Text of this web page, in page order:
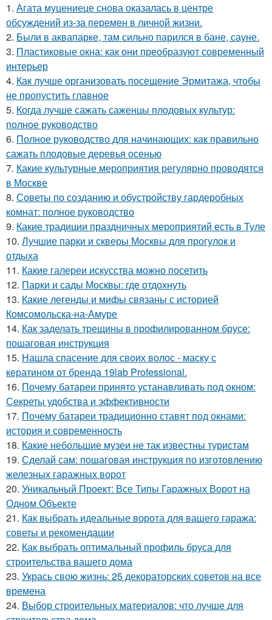
1. Агата муцениеце снова оказалась в центре
обсуждений из-за перемен в личной жизни.
2. Были в аквапарке, там сильно парился в бане, сауне.
3. Пластиковые окна: как они преобразуют современный
интерьер
4. Как лучше организовать посещение Эрмитажа, чтобы
не пропустить главное
5. Когда лучше сажать саженцы плодовых культур:
полное руководство
6. Полное руководство для начинающих: как правильно
сажать плодовые деревья осенью
7. Какие культурные мероприятия регулярно проводятся
в Москве
8. Советы по созданию и обустройству гардеробных
комнат: полное руководство
9. Какие традиции праздничных мероприятий есть в Туле
10. Лучшие парки и скверы Москвы для прогулок и
отдыха
11. Какие галереи искусства можно посетить
12. Парки и сады Москвы: где отдохнуть
13. Какие легенды и мифы связаны с историей
Комсомольска-на-Амуре
14. Как заделать трещины в профилированном брусе:
пошаговая инструкция
15. Нашла спасение для своих волос - маску с
кератином от бренда 19lab Professional.
16. Почему батареи принято устанавливать под окном:
Секреты удобства и эффективности
17. Почему батареи традиционно ставят под окнами:
история и современность
18. Какие небольшие музеи не так известны туристам
19. Сделай сам: пошаговая инструкция по изготовлению
железных гаражных ворот
20. Уникальный Проект: Все Типы Гаражных Ворот на
Одном Объекте
21. Как выбрать идеальные ворота для вашего гаража:
советы и рекомендации
22. Как выбрать оптимальный профиль бруса для
строительства вашего дома
23. Укрась свою жизнь: 25 декораторских советов на все
времена
24. Выбор строительных материалов: что лучше для